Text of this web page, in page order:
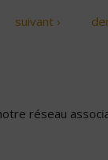
suivant ›
réseau